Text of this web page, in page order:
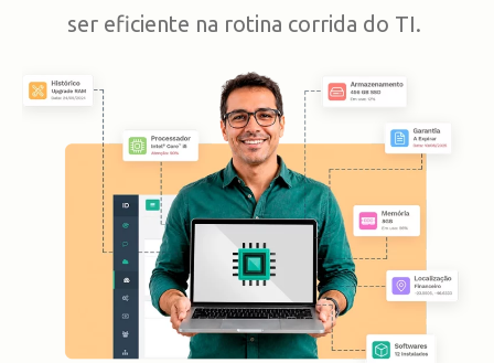
ser eficiente na rotina corrida do TI.